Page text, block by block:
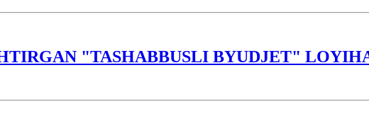
"TASHABBUSLI BYUDJET"